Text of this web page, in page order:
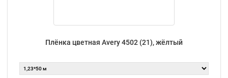
Плёнка цветная Avery 4502 (21), жёлтый